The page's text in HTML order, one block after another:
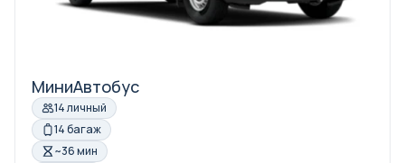
МиниАвтобус
14 личный
14 багаж
~36 мин